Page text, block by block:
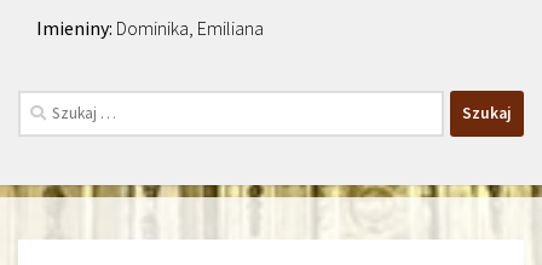
Dominika, Emiliana
Szukaj: